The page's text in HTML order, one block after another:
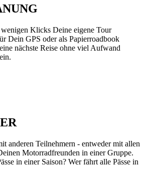
Klicks Deine eigene Tour
Dein GPS oder als Papierroadbook
nächste Reise ohne viel Aufwand
anderen Teilnehmern - entweder mit allen
Motorradfreunden in einer Gruppe.
in einer Saison? Wer fährt alle Pässe in